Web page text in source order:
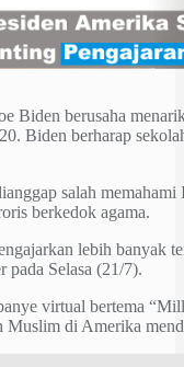
Biden berusaha
Biden berharap
salah
berkedok agama.
lebih banyak
pada Selasa (21/7).
virtual bertema
Muslim di Amerika